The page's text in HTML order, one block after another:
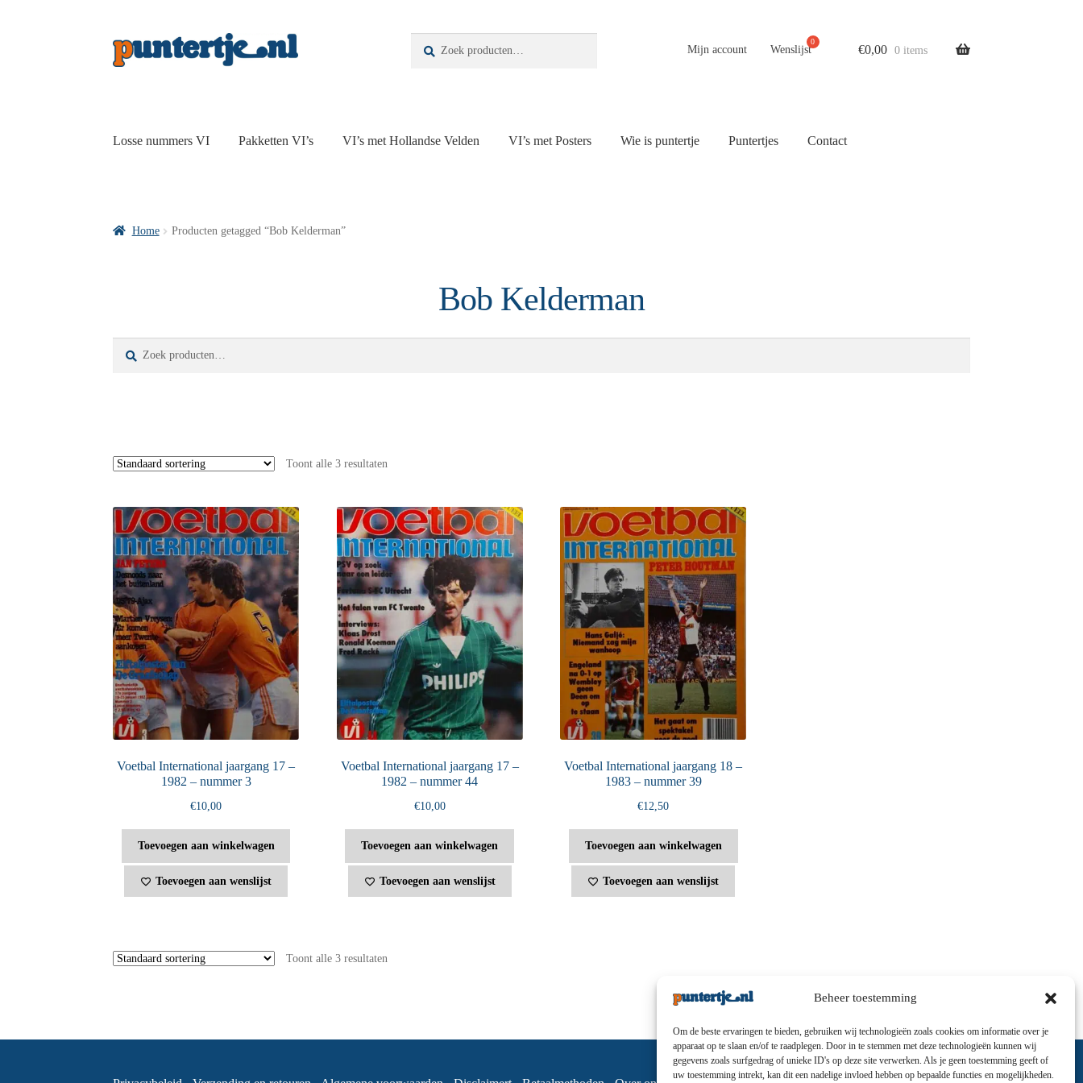
Beheer toestemming
Om de beste ervaringen te bieden, gebruiken wij technologieën zoals cookies om informatie over je
apparaat op te slaan en/of te raadplegen. Door in te stemmen met deze technologieën kunnen wij
gegevens zoals surfgedrag of unieke ID's op deze site verwerken. Als je geen toestemming geeft of
uw toestemming intrekt, kan dit een nadelige invloed hebben op bepaalde functies en mogelijkheden.
Zoeken
Mijn account Wenslijst €0,00 0 items
Losse nummers VI Pakketten VI’s VI’s met Hollandse Velden VI’s met Posters Wie is puntertje Puntertjes Contact
Home Producten getagged “Bob Kelderman”
Bob Kelderman
Toont alle 3 resultaten
Voetbal International jaargang 17 –
1982 – nummer 3
€10,00
Toevoegen aan winkelwagen
Toevoegen aan wenslijst
Voetbal International jaargang 17 –
1982 – nummer 44
€10,00
Toevoegen aan winkelwagen
Toevoegen aan wenslijst
Voetbal International jaargang 18 –
1983 – nummer 39
€12,50
Toevoegen aan winkelwagen
Toevoegen aan wenslijst
Toont alle 3 resultaten